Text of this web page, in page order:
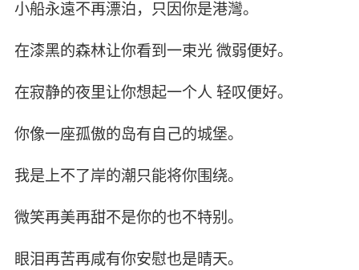
小船永遠不再漂泊，只因你是港灣。
在漆黑的森林让你看到一束光 微弱便好。
在寂静的夜里让你想起一个人 轻叹便好。
你像一座孤傲的岛有自己的城堡。
我是上不了岸的潮只能将你围绕。
微笑再美再甜不是你的也不特别。
眼泪再苦再咸有你安慰也是晴天。